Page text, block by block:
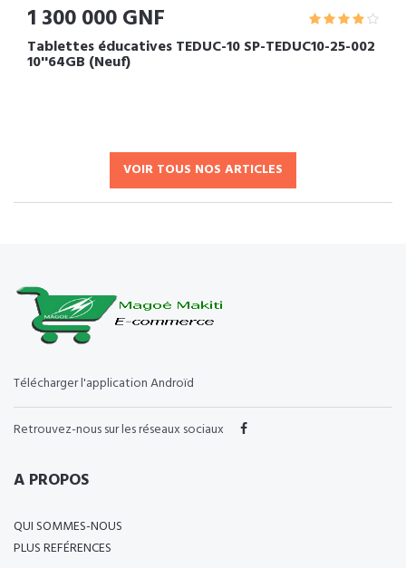
1 300 000 GNF
Tablettes éducatives TEDUC-10 SP-TEDUC10-25-002
10''64GB (Neuf)
VOIR TOUS NOS ARTICLES
Télécharger l'application Androïd
Retrouvez-nous sur les réseaux sociaux
A PROPOS
QUI SOMMES-NOUS
PLUS REFÉRENCES